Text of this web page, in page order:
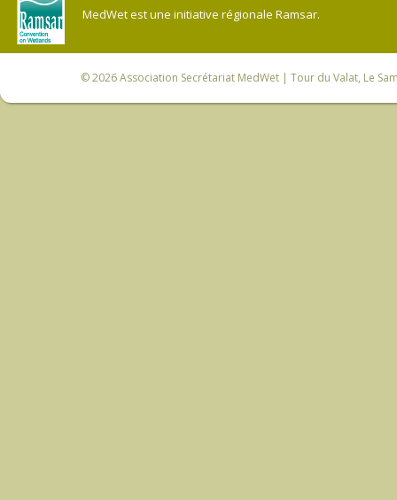
MedWet est une initiative régionale Ramsar.
© 2026Association Secrétariat MedWet | Tour du Valat, Le